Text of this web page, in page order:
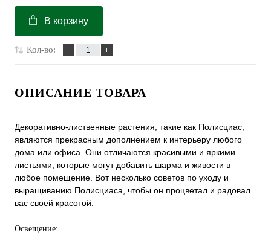
В корзину
Кол-во:
ОПИСАНИЕ ТОВАРА
Декоративно-лиственные растения, такие как Полисциас,
являются прекрасным дополнением к интерьеру любого
дома или офиса. Они отличаются красивыми и яркими
листьями, которые могут добавить шарма и живости в
любое помещение. Вот несколько советов по уходу и
выращиванию Полисциаса, чтобы он процветал и радовал
вас своей красотой.
Освещение: